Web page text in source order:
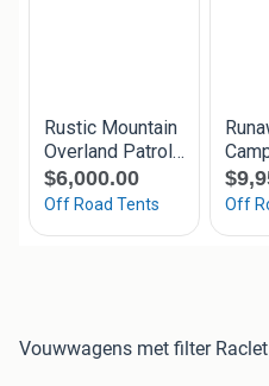
Vouwwagens met filter Raclet